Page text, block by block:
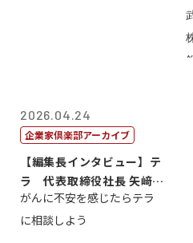
2026.04.24
企業家倶楽部アーカイブ
【編集長インタビュー】テ
ラ 代表取締役社長 矢﨑雄
一郎
がんに不安を感じたらテラ
に相談しよう